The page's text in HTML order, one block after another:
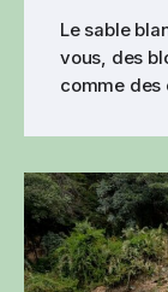
Le sable
vous, des
comme